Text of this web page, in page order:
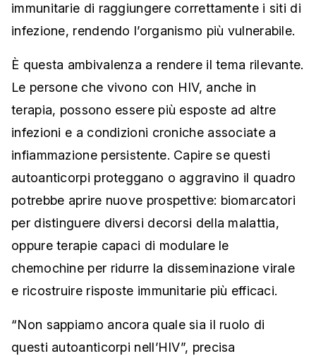
immunitarie di raggiungere correttamente i siti di
infezione, rendendo l’organismo più vulnerabile.
È questa ambivalenza a rendere il tema rilevante.
Le persone che vivono con HIV, anche in
terapia, possono essere più esposte ad altre
infezioni e a condizioni croniche associate a
infiammazione persistente. Capire se questi
autoanticorpi proteggano o aggravino il quadro
potrebbe aprire nuove prospettive: biomarcatori
per distinguere diversi decorsi della malattia,
oppure terapie capaci di modulare le
chemochine per ridurre la disseminazione virale
e ricostruire risposte immunitarie più efficaci.
“Non sappiamo ancora quale sia il ruolo di
questi autoanticorpi nell’HIV”, precisa